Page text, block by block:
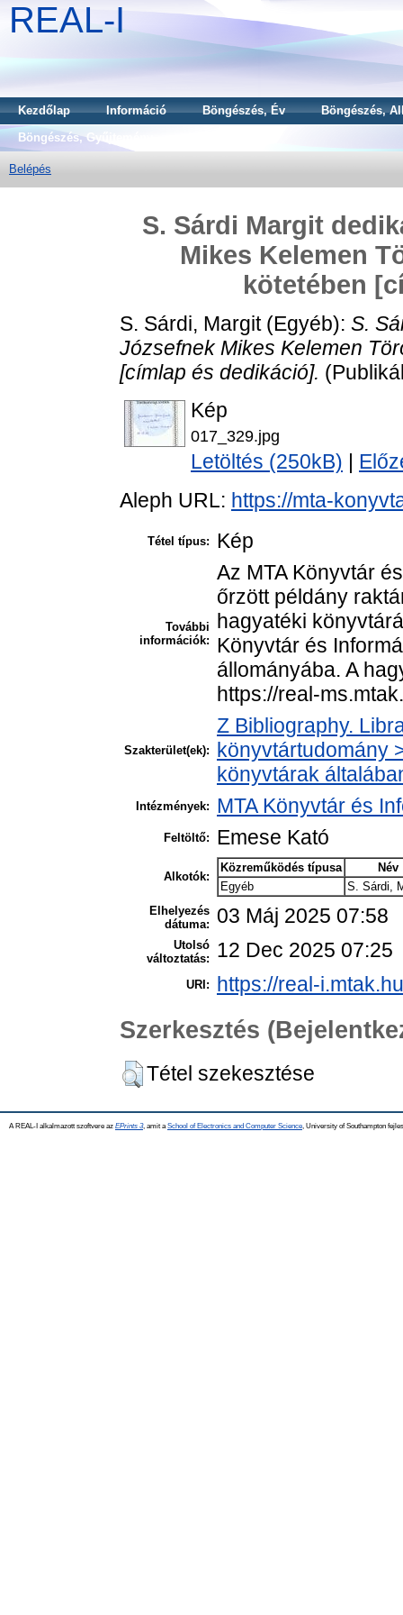
REAL-I
Kezdőlap Információ Böngészés, Év
Böngészés,
Böngészés, Gyűjtemény
Belépés
S. Sárdi Margit
Mikes Kelemen
kötetében
S. Sárdi, Margit(Egyéb): S.
Józsefnek Mikes Kelemen
[címlap és dedikáció].
Kép
017_329.jpg
Letöltés (250kB)
Aleph URL: https://mta-
Tétel típus: Kép
További
információk:
Az MTA Könyvtár
őrzött példány
hagyatéki
Könyvtár és
állományába. A
https://real-
Szakterület(ek):
Z Bibliography.
könyvtártudomány
könyvtárak
Intézmények: MTA Könyvtár és
Feltöltő: Emese Kató
Alkotók:
Közreműködés típusa
Név
Egyéb
S. Sárdi,
Elhelyezés
dátuma:
03 Máj 2025 07:58
Utolsó
változtatás:
12 Dec 2025 07:25
URI: https://real-
Szerkesztés
Tétel szekesztése
A REAL-I alkalmazott szoftvere az EPrints 3, amit a School of Electronics and Computer Science , University of Southampton